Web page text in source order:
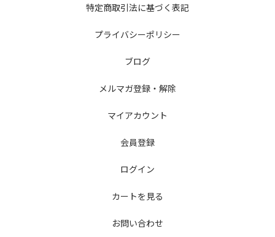
特定商取引法に基づく表記
プライバシーポリシー
ブログ
メルマガ登録・解除
マイアカウント
会員登録
ログイン
カートを見る
お問い合わせ